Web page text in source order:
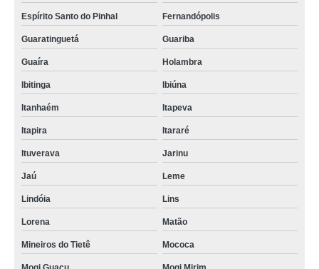
Espírito Santo do Pinhal Fernandópolis
Guaratinguetá Guariba
Guaíra Holambra
Ibitinga Ibiúna
Itanhaém Itapeva
Itapira Itararé
Ituverava Jarinu
Jaú Leme
Lindóia Lins
Lorena Matão
Mineiros do Tietê Mococa